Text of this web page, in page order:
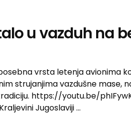
u vazduh na
vrsta letenja avionima
strujanjima vazdušne mase,
https://youtu.be/
Jugoslaviji